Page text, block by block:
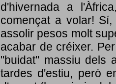
d'hivernada a
començat a volar!
assolir pesos molt
acabar de créixer.
"buidat" massiu dels
tardes d'estiu, però